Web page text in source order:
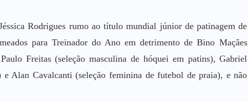
Rodrigues rumo ao título mundial júnior de patinagem de
para Treinador do Ano em detrimento de Bino Maçães
Freitas (seleção masculina de hóquei em patins), Gabriel
e Alan Cavalcanti (seleção feminina de futebol de praia), e não